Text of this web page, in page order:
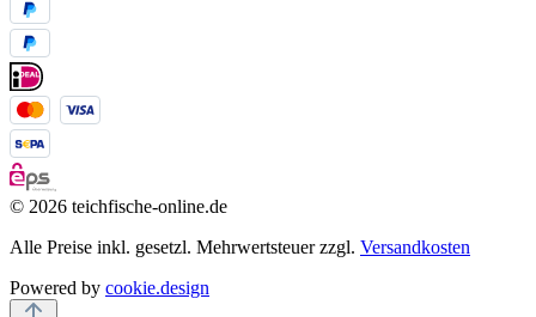
© 2026 teichfische-online.de
Alle Preise inkl. gesetzl. Mehrwertsteuer zzgl. Versandkosten
Powered by cookie.design